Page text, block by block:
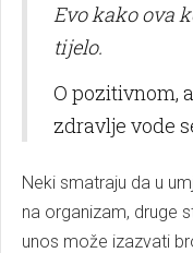
Evo kako ova
tijelo.
O pozitivnom,
zdravlje vode
Neki smatraju da u
na organizam, druge
unos može izazvati